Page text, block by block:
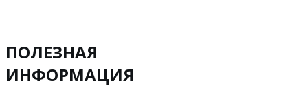
ПОЛЕЗНАЯ
ИНФОРМАЦИЯ